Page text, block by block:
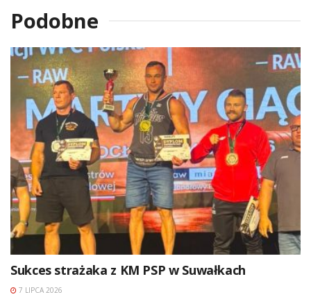
Podobne
Sukces strażaka z KM PSP w Suwałkach
7 LIPCA 2026